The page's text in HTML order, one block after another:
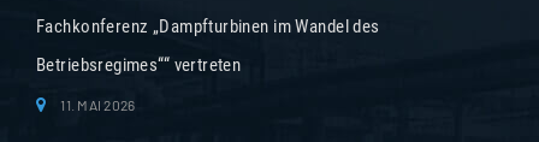
Fachkonferenz „Dampfturbinen im Wandel des
Betriebsregimes““ vertreten
11. MAI 2026